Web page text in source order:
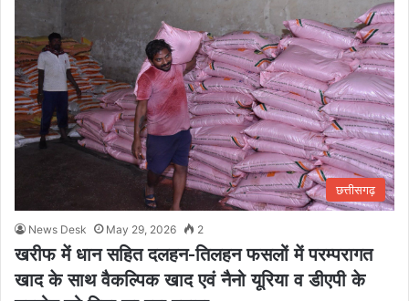
छत्तीसगढ़
News Desk May 29, 2026 2
खरीफ में धान सहित दलहन-तिलहन फसलों में परम्परागत
खाद के साथ वैकल्पिक खाद एवं नैनो यूरिया व डीएपी के